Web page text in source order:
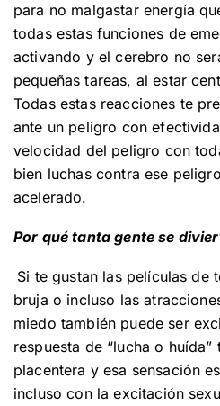
para no malgastar energía
todas estas funciones de
activando y el cerebro no
pequeñas tareas, al estar
Todas estas reacciones te
ante un peligro con
velocidad del peligro con
bien luchas contra ese
acelerado.
Por qué tanta gente se
Si te gustan las películas de
bruja o incluso las
miedo también puede ser
respuesta de “lucha o
placentera y esa sensación
incluso con la excitación